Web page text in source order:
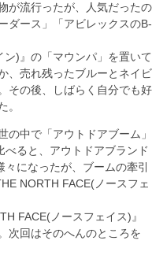
が流行ったが、人気だったの
ダース」「アビレックスのB-
ン)』の「マウンパ」を置いて
、売れ残ったブルーとネイビ
その後、しばらく自分でも好
。
の中で「アウトドアブーム」
ると、アウトドアブランド
になったが、ブームの牽引
NORTH FACE(ノースフェ
FACE(ノースフェイス)』
次回はそのへんのところを